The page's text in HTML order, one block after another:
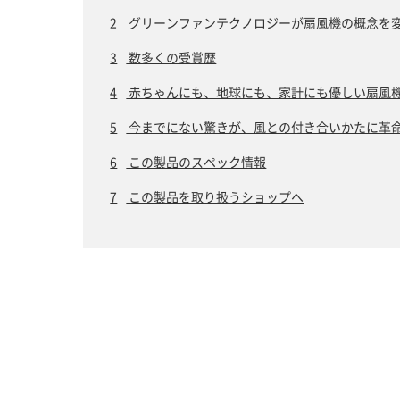
2 グリーンファンテクノロジーが扇風機の概念を
3 数多くの受賞歴
4 赤ちゃんにも、地球にも、家計にも優しい扇風
5 今までにない驚きが、風との付き合いかたに革
6 この製品のスペック情報
7 この製品を取り扱うショップへ